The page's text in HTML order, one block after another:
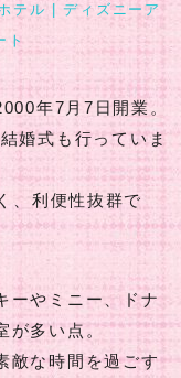
テル | ディズニーア
ト
年7月7日開業。
婚式も行っていま
、利便性抜群で
ーやミニー、ドナ
が多い点。
敵な時間を過ごす